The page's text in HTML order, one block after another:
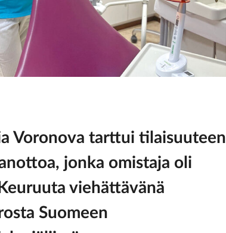
Voronova tarttui tilaisuuteen
jonka omistaja oli
viehättävänä
Suomeen